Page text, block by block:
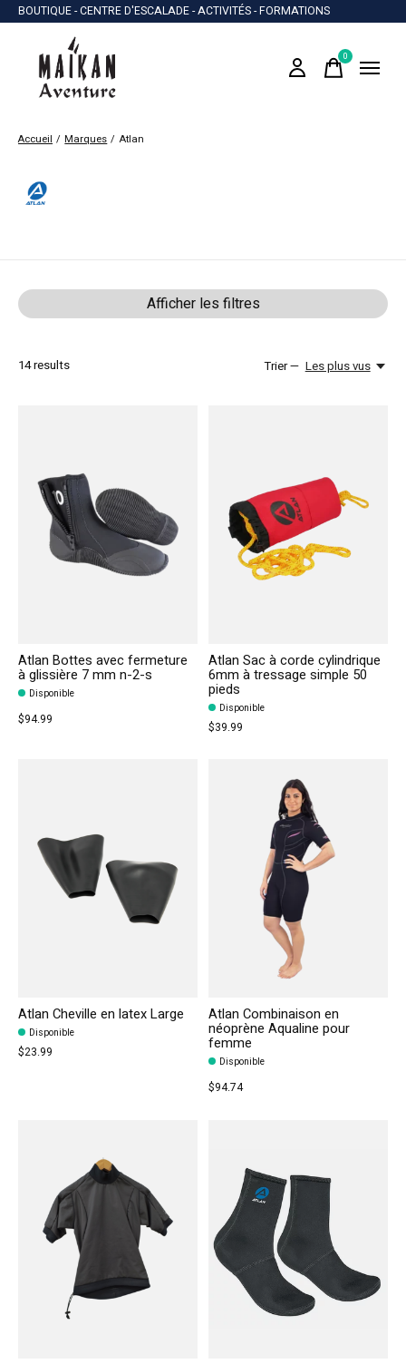
BOUTIQUE - CENTRE D'ESCALADE - ACTIVITÉS - FORMATIONS
0items
Accueil / Marques / Atlan
Atlan
Afficher les filtres
14results Trier — Les plus vus
Atlan Bottes avec fermeture
à glissière 7 mm n-2-s
Disponible
$94.99
Atlan Sac à corde cylindrique
6mm à tressage simple 50
pieds
Disponible
$39.99
Atlan Cheville en latex Large
Disponible
$23.99
Atlan Combinaison en
néoprène Aqualine pour
femme
Disponible
$94.74